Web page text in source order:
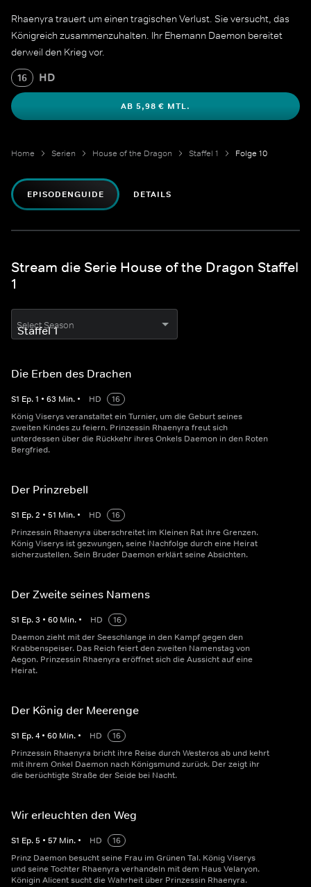
Rhaenyra trauert um einen tragischen Verlust. Sie versucht, das
Königreich zusammenzuhalten. Ihr Ehemann Daemon bereitet
derweil den Krieg vor.
16 HD
AB 5,98 € MTL.
Home Serien House of the Dragon Staffel 1 Folge 10
EPISODENGUIDE DETAILS
Stream die Serie House of the Dragon Staffel
1
Select Season
Die Erben des Drachen
S1 Ep.1 • 63 Min. • HD
16
König Viserys veranstaltet ein Turnier, um die Geburt seines
zweiten Kindes zu feiern. Prinzessin Rhaenyra freut sich
unterdessen über die Rückkehr ihres Onkels Daemon in den Roten
Bergfried.
Der Prinzrebell
S1 Ep.2 • 51 Min. • HD
16
Prinzessin Rhaenyra überschreitet im Kleinen Rat ihre Grenzen.
König Viserys ist gezwungen, seine Nachfolge durch eine Heirat
sicherzustellen. Sein Bruder Daemon erklärt seine Absichten.
Der Zweite seines Namens
S1 Ep.3 • 60 Min. • HD
16
Daemon zieht mit der Seeschlange in den Kampf gegen den
Krabbenspeiser. Das Reich feiert den zweiten Namenstag von
Aegon. Prinzessin Rhaenyra eröffnet sich die Aussicht auf eine
Heirat.
Der König der Meerenge
S1 Ep.4 • 60 Min. • HD
16
Prinzessin Rhaenyra bricht ihre Reise durch Westeros ab und kehrt
mit ihrem Onkel Daemon nach Königsmund zurück. Der zeigt ihr
die berüchtigte Straße der Seide bei Nacht.
Wir erleuchten den Weg
S1 Ep.5 • 57 Min. • HD
16
Prinz Daemon besucht seine Frau im Grünen Tal. König Viserys
und seine Tochter Rhaenyra verhandeln mit dem Haus Velaryon.
Königin Alicent sucht die Wahrheit über Prinzessin Rhaenyra.